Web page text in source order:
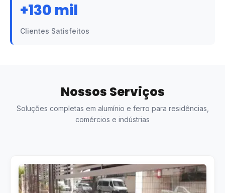
+130 mil
Clientes Satisfeitos
Nossos Serviços
Soluções completas em alumínio e ferro para residências,
comércios e indústrias